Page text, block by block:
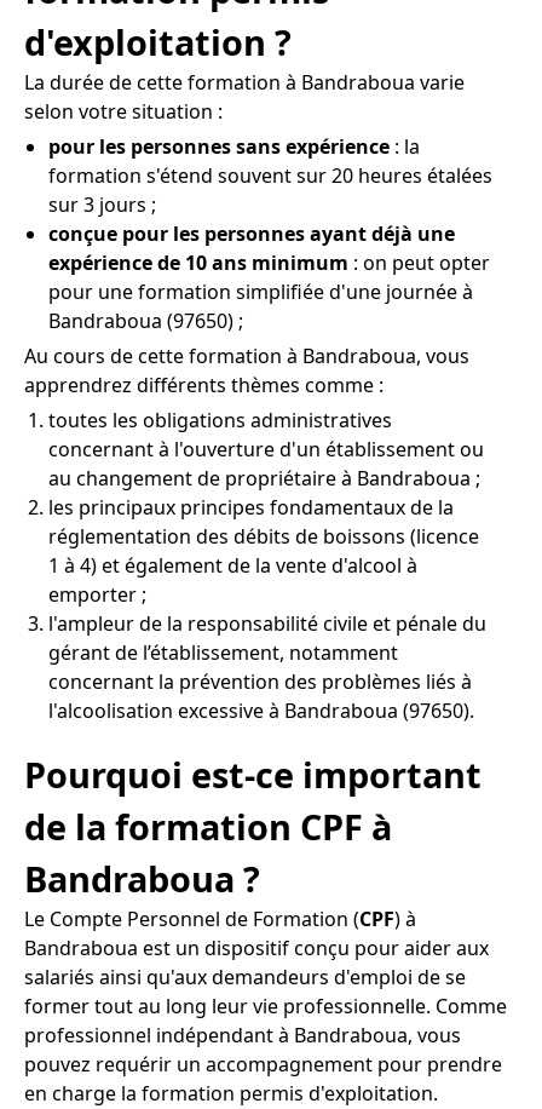
d'exploitation ?
La durée de cette formation à Bandraboua varie
selon votre situation :
pour les personnes sans expérience : la
formation s'étend souvent sur 20 heures étalées
sur 3 jours ;
conçue pour les personnes ayant déjà une
expérience de 10 ans minimum : on peut opter
pour une formation simplifiée d'une journée à
Bandraboua (97650) ;
Au cours de cette formation à Bandraboua, vous
apprendrez différents thèmes comme :
toutes les obligations administratives
concernant à l'ouverture d'un établissement ou
au changement de propriétaire à Bandraboua ;
les principaux principes fondamentaux de la
réglementation des débits de boissons (licence
1 à 4) et également de la vente d'alcool à
emporter ;
l'ampleur de la responsabilité civile et pénale du
gérant de l’établissement, notamment
concernant la prévention des problèmes liés à
l'alcoolisation excessive à Bandraboua (97650).
Pourquoi est-ce important
de la formation CPF à
Bandraboua ?
Le Compte Personnel de Formation (CPF) à
Bandraboua est un dispositif conçu pour aider aux
salariés ainsi qu'aux demandeurs d'emploi de se
former tout au long leur vie professionnelle. Comme
professionnel indépendant à Bandraboua, vous
pouvez requérir un accompagnement pour prendre
en charge la formation permis d'exploitation.